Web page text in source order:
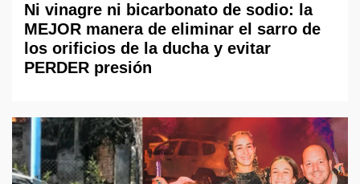
Ni vinagre ni bicarbonato de sodio: la
MEJOR manera de eliminar el sarro de
los orificios de la ducha y evitar
PERDER presión